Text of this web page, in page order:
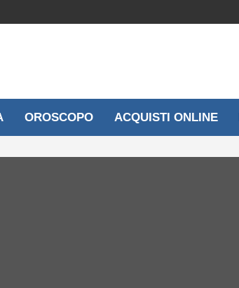
OROSCOPO ACQUISTI ONLINE